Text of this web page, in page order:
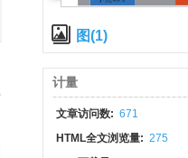
图(1)
计量
文章访问数: 671
HTML全文浏览量: 275